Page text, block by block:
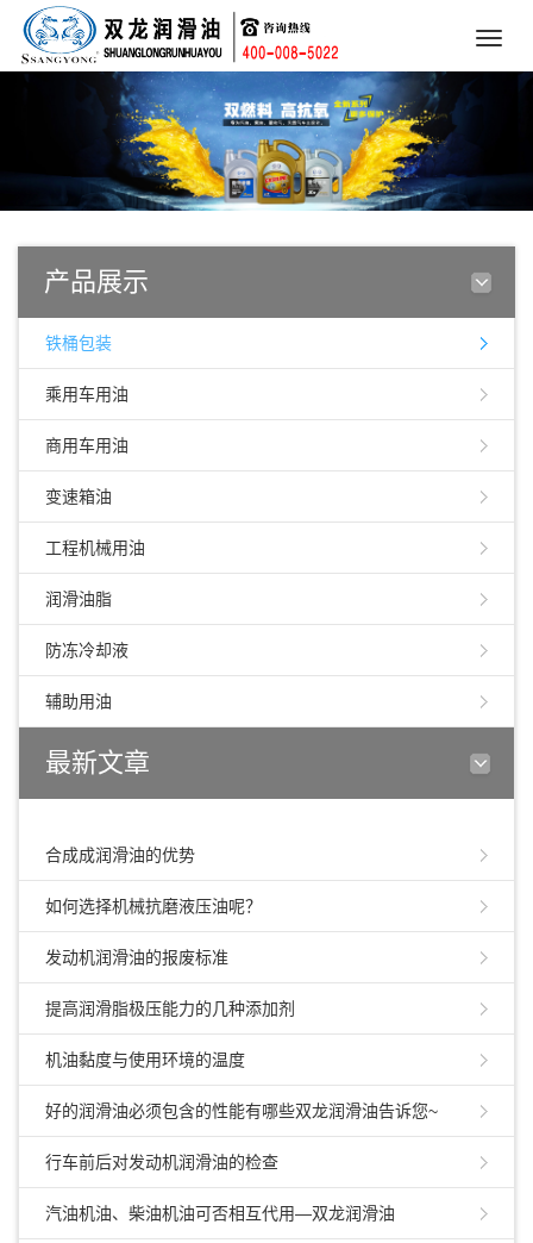
Toggle
产品展示
铁桶包装
乘用车用油
商用车用油
变速箱油
工程机械用油
润滑油脂
防冻冷却液
辅助用油
最新文章
合成成润滑油的优势
如何选择机械抗磨液压油呢？
发动机润滑油的报废标准
提高润滑脂极压能力的几种添加剂
机油黏度与使用环境的温度
好的润滑油必须包含的性能有哪些双龙润滑油告诉您~
行车前后对发动机润滑油的检查
汽油机油、柴油机油可否相互代用—双龙润滑油